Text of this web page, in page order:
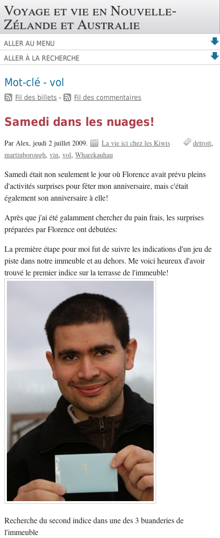
Voyage et vie en Nouvelle-
Zélande et Australie
ALLER AU MENU
ALLER À LA RECHERCHE
Mot-clé - vol
Fil des billets - Fil des commentaires
Samedi dans les nuages!
Par Alex, jeudi 2 juillet 2009. La vie ici chez les Kiwis
detroit
martinborough vin vol Wharekauhau
Samedi était non seulement le jour où Florence avait prévu pleins
d'activités surprises pour fêter mon anniversaire, mais c'était
également son anniversaire à elle!
Après que j'ai été galamment chercher du pain frais, les surprises
préparées par Florence ont débutées:
La première étape pour moi fut de suivre les indications d'un jeu de
piste dans notre immeuble et au dehors. Me voici heureux d'avoir
trouvé le premier indice sur la terrasse de l'immeuble!
Recherche du second indice dans une des 3 buanderies de
l'immeuble